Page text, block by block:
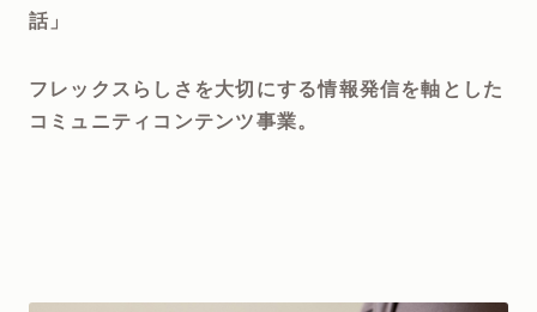
話」
フレックスらしさを大切にする情報発信を軸とした
コミュニティコンテンツ事業。